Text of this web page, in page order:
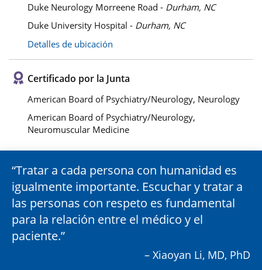
Duke Neurology Morreene Road - Durham, NC
Duke University Hospital - Durham, NC
Detalles de ubicación
Certificado por la Junta
American Board of Psychiatry/Neurology, Neurology
American Board of Psychiatry/Neurology,
Neuromuscular Medicine
Tratar a cada persona con humanidad es
igualmente importante. Escuchar y tratar a
las personas con respeto es fundamental
para la relación entre el médico y el
paciente.
– Xiaoyan Li, MD, PhD